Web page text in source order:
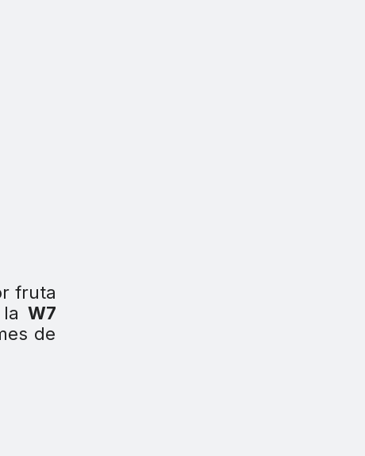
fruta
W7
de